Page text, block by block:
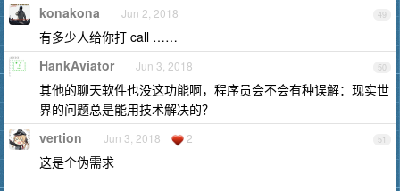
49
konakona Jun 2, 2018
有多少人给你打 call ……
50
HankAviator Jun 3, 2018
其他的聊天软件也没这功能啊，程序员会不会有种误解：现实世
界的问题总是能用技术解决的？
51
vertion Jun 3, 2018 2
这是个伪需求